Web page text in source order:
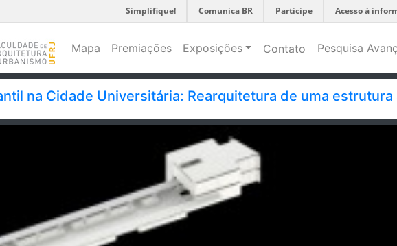
Simplifique! Comunica BR Participe Acesso à
Mapa Premiações Exposições Contato Pesquisa
na Cidade Universitária: Rearquitetura de uma